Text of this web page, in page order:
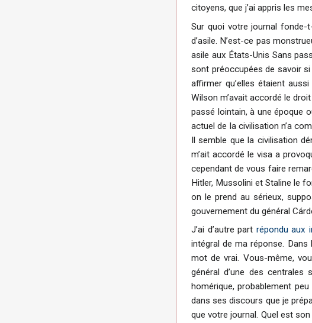
citoyens, que j’ai appris les
Sur quoi votre journal fonde-
d’asile. N’est-ce pas
asile aux États-Unis Sans
sont préoccupées de savoir
affirmer qu’elles étaient
Wilson m’avait accordé le
passé lointain, à une époque
actuel de la civilisation n’a
Il semble que la civilisation
m’ait accordé le visa a
cependant de vous faire
Hitler, Mussolini et Staline le
on le prend au sérieux,
gouvernement du général
J’ai d’autre part répondu aux
intégral de ma réponse.
mot de vrai. Vous-même,
général d’une des
homérique, probablement
dans ses discours que je
que votre journal. Quel est